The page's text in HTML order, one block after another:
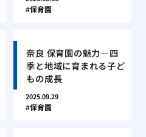
保育園
奈良 保育園の魅力―四
季と地域に育まれる子ど
もの成長
2025.09.29
保育園